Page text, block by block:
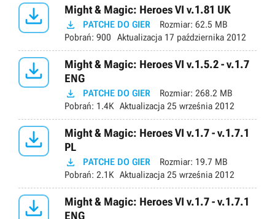
 Might & Magic: Heroes VI v.1.81 UK
 PATCHE DO GIER Rozmiar: 62.5 MB
Pobrań: 900 Aktualizacja 17 października 2012

Might & Magic: Heroes VI v.1.5.2 - v.1.7
ENG
 PATCHE DO GIER Rozmiar: 268.2 MB
Pobrań: 1.4K Aktualizacja 25 września 2012

Might & Magic: Heroes VI v.1.7 - v.1.7.1
PL
 PATCHE DO GIER Rozmiar: 19.7 MB
Pobrań: 2.1K Aktualizacja 25 września 2012

Might & Magic: Heroes VI v.1.7 - v.1.7.1
ENG